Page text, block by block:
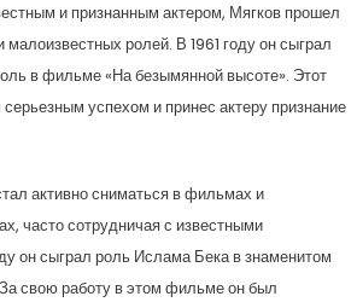
и признанным актером, Мягков прошел
малоизвестных ролей. В 1961 году он сыграл
в фильме «На безымянной высоте». Этот
успехом и принес актеру признание
активно сниматься в фильмах и
часто сотрудничая с известными
он сыграл роль Ислама Бека в знаменитом
свою работу в этом фильме он был